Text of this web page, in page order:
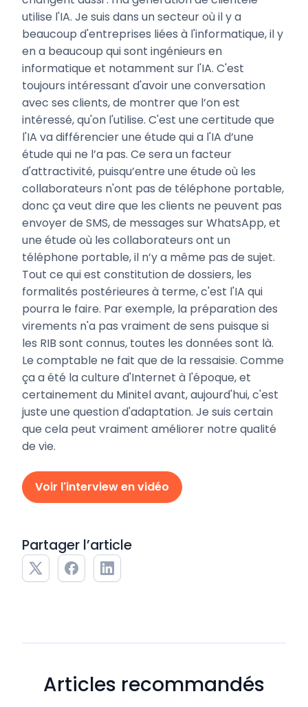
Partager l’article
utilise l'IA. Je suis dans un secteur où il y a
beaucoup d'entreprises liées à l'informatique, il y
en a beaucoup qui sont ingénieurs en
informatique et notamment sur l'IA. C'est
toujours intéressant d'avoir une conversation
avec ses clients, de montrer que l’on est
intéressé, qu'on l'utilise. C'est une certitude que
l'IA va différencier une étude qui a l'IA d’une
étude qui ne l’a pas. Ce sera un facteur
d'attractivité, puisqu’entre une étude où les
collaborateurs n'ont pas de téléphone portable,
donc ça veut dire que les clients ne peuvent pas
envoyer de SMS, de messages sur WhatsApp, et
une étude où les collaborateurs ont un
téléphone portable, il n’y a même pas de sujet.
Tout ce qui est constitution de dossiers, les
formalités postérieures à terme, c'est l'IA qui
pourra le faire. Par exemple, la préparation des
virements n'a pas vraiment de sens puisque si
les RIB sont connus, toutes les données sont là.
Le comptable ne fait que de la ressaisie. Comme
ça a été la culture d'Internet à l'époque, et
certainement du Minitel avant, aujourd'hui, c'est
juste une question d'adaptation. Je suis certain
que cela peut vraiment améliorer notre qualité
de vie.
Voir l'interview en vidéo
Articles recommandés